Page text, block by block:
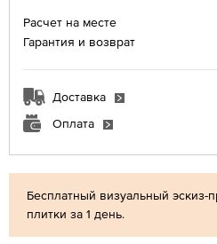
Бесплатный визуальный эскиз-
плитки за 1 день.
Расчет на месте
Гарантия и возврат
Доставка
Оплата